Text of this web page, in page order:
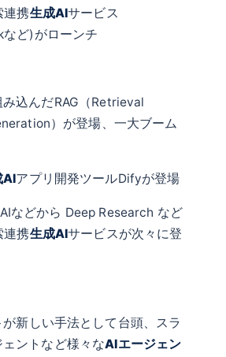
連携生成AIサービス
ど)がローンチ
込んだRAG（Retrieval
）が登場、一大ブーム
AIアプリ開発ツールDifyが登場
などから Deep Research など
連携生成AIサービスが次々に登
が新しい手法として台頭、スラ
ントなど様々なAIエージェン